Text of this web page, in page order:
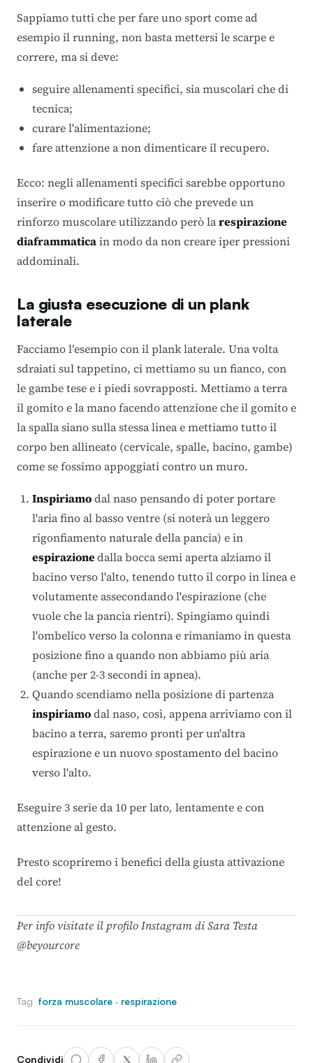
Sappiamo tutti che per fare uno sport come ad
esempio il running, non basta mettersi le scarpe e
correre, ma si deve:
seguire allenamenti specifici, sia muscolari che di
tecnica;
curare l'alimentazione;
fare attenzione a non dimenticare il recupero.
Ecco: negli allenamenti specifici sarebbe opportuno
inserire o modificare tutto ciò che prevede un
rinforzo muscolare utilizzando però larespirazione
diaframmaticain modo da non creare iper pressioni
addominali.
La giusta esecuzione di un plank
laterale
Facciamo l’esempio con il plank laterale. Una volta
sdraiati sul tappetino, ci mettiamo su un fianco, con
le gambe tese e i piedi sovrapposti. Mettiamo a terra
il gomito e la mano facendo attenzione che il gomito e
la spalla siano sulla stessa linea e mettiamo tutto il
corpo ben allineato (cervicale, spalle, bacino, gambe)
come se fossimo appoggiati contro un muro.
Inspiriamodal naso pensando di poter portare
l'aria fino al basso ventre (si noterà un leggero
rigonfiamento naturale della pancia) e in
espirazionedalla bocca semi aperta alziamo il
bacino verso l'alto, tenendo tutto il corpo in linea e
volutamente assecondando l'espirazione (che
vuole che la pancia rientri). Spingiamo quindi
l'ombelico verso la colonna e rimaniamo in questa
posizione fino a quando non abbiamo più aria
(anche per 2-3 secondi in apnea).
Quando scendiamo nella posizione di partenza
inspiriamodal naso, così, appena arriviamo con il
bacino a terra, saremo pronti per un'altra
espirazione e un nuovo spostamento del bacino
verso l'alto.
Eseguire 3 serie da 10 per lato, lentamente e con
attenzione al gesto.
Presto scopriremo i benefici della giusta attivazione
del core!
Per info visitate il profilo Instagram di Sara Testa
@beyourcore
Tag forza muscolare · respirazione
Condividi